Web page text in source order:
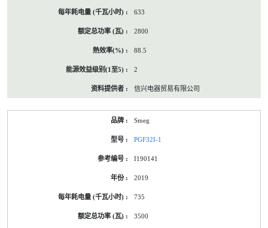
633
2800
88.5
2
信兴电器贸易有限公司
Smeg
PGF32I-1
I190141
2019
735
3500